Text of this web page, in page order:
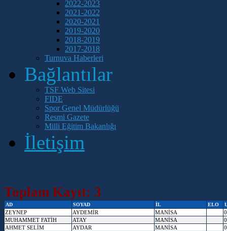
2022-2023
2021-2022
2020-2021
2019-2020
2018-2019
2017-2018
Turnuva Haberleri
Bağlantılar
TSF Web Sitesi
FIDE
Spor Genel Müdürlüğü
Resmi Gazete
Milli Eğitim Bakanlığı
İletişim
Toplam Kayıt: 3
AD SOYAD İL ELO
ZEYNEP AYDEMİR MANİSA
0
MUHAMMET FATİH
ATAY MANİSA
0
AHMET SELİM
AYDAR MANİSA 0